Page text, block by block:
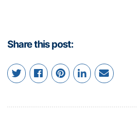
Share this post: